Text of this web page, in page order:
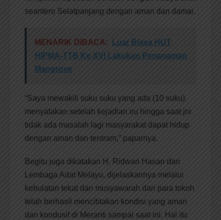
seantero Selatpanjang dengan aman dan damai.
MENARIK DIBACA:
Luar Biasa HUT
HIPMA-TTB Ke XVI Lakukan Penanaman
Mangrove
“Saya mewakili suku suku yang ada (10 suku)
menyatakan setelah kejadian iru hingga saat jni
tidak ada masalah lagi masyarakat dapat hidup
dengan aman dan tentram,” paparnya.
Begitu juga dikatakan H. Ridwan Hasan dari
Lembaga Adat Melayu, dijelaskannya melalui
kebulatan tekat dan musyawarah dari para tokoh
telah berhasil mencibtakan kondisi yang aman
dan kondusif di Meranti sampai saat ini. Hal itu